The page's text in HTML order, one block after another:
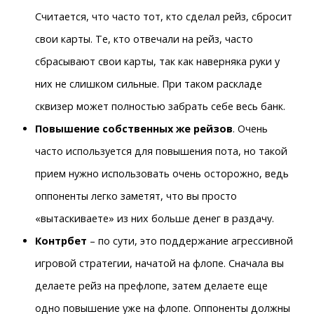
Считается, что часто тот, кто сделал рейз, сбросит
свои карты. Те, кто отвечали на рейз, часто
сбрасывают свои карты, так как наверняка руки у
них не слишком сильные. При таком раскладе
сквизер может полностью забрать себе весь банк.
Повышение собственных же рейзов. Очень
часто используется для повышения пота, но такой
прием нужно использовать очень осторожно, ведь
оппоненты легко заметят, что вы просто
«вытаскиваете» из них больше денег в раздачу.
Контрбет – по сути, это поддержание агрессивной
игровой стратегии, начатой на флопе. Сначала вы
делаете рейз на префлопе, затем делаете еще
одно повышение уже на флопе. Оппоненты должны